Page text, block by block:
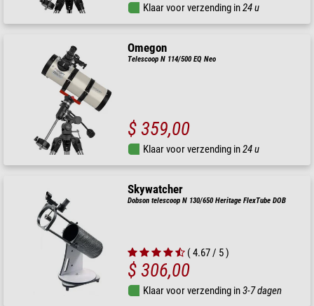
Klaar voor verzending in24 u
Omegon
Telescoop N 114/500 EQ Neo
$ 359,00
Klaar voor verzending in24 u
Skywatcher
Dobson telescoop N 130/650 Heritage FlexTube DOB
( 4.67 / 5 )
$ 306,00
Klaar voor verzending in3-7 dagen